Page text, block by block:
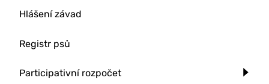
Hlášení závad
Registr psů
Participativní rozpočet